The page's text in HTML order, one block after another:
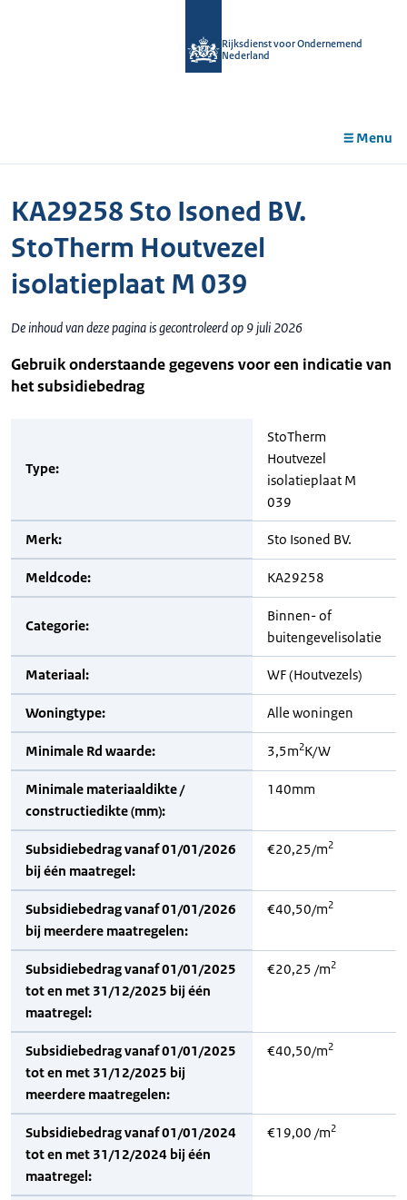
Rijksdienst voor Ondernemend
Nederland
Menu
KA29258 Sto Isoned BV.
StoTherm Houtvezel
isolatieplaat M 039
De inhoud van deze pagina is gecontroleerd op 9 juli 2026
Gebruik onderstaande gegevens voor een indicatie van
het subsidiebedrag
Type:
StoTherm
Houtvezel
isolatieplaat M
039
Merk: Sto Isoned BV.
Meldcode: KA29258
Categorie:
Binnen- of
buitengevelisolatie
Materiaal: WF (Houtvezels)
Woningtype: Alle woningen
Minimale Rd waarde: 3,5m2K/W
Minimale materiaaldikte /
constructiedikte (mm):
140mm
Subsidiebedrag vanaf 01/01/2026
bij één maatregel:
€20,25/m2
Subsidiebedrag vanaf 01/01/2026
bij meerdere maatregelen:
€40,50/m2
Subsidiebedrag vanaf 01/01/2025
tot en met 31/12/2025 bij één
maatregel:
€20,25 /m2
Subsidiebedrag vanaf 01/01/2025
tot en met 31/12/2025 bij
meerdere maatregelen:
€40,50/m2
Subsidiebedrag vanaf 01/01/2024
tot en met 31/12/2024 bij één
maatregel:
€19,00 /m2